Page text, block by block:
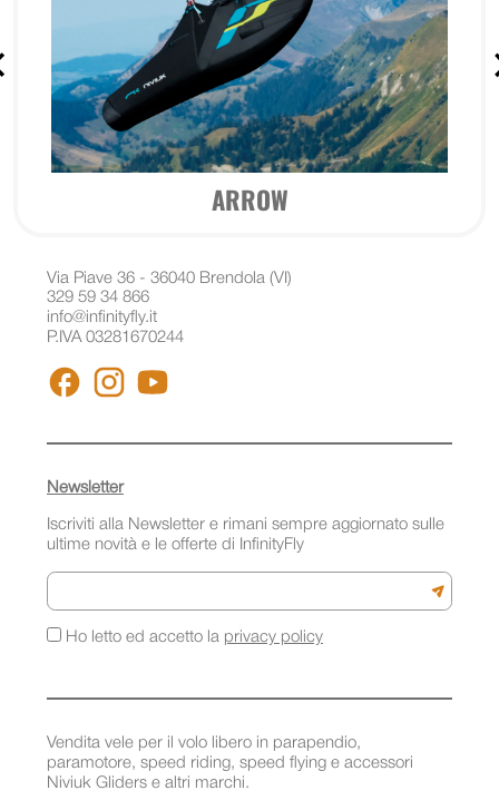
ARROW
Via Piave 36 - 36040 Brendola (VI)
329 59 34 866
info@infinityfly.it
P.IVA 03281670244
FACEBOOKINSTAGRAM
Vendita vele per il volo libero in parapendio,
paramotore, speed riding, speed flying e accessori
Niviuk Gliders e altri marchi.
Newsletter
Iscriviti alla Newsletter e rimani sempre aggiornato sulle
ultime novità e le offerte di InfinityFly
Email
Iscriviti
Ho letto ed accetto la privacy policy